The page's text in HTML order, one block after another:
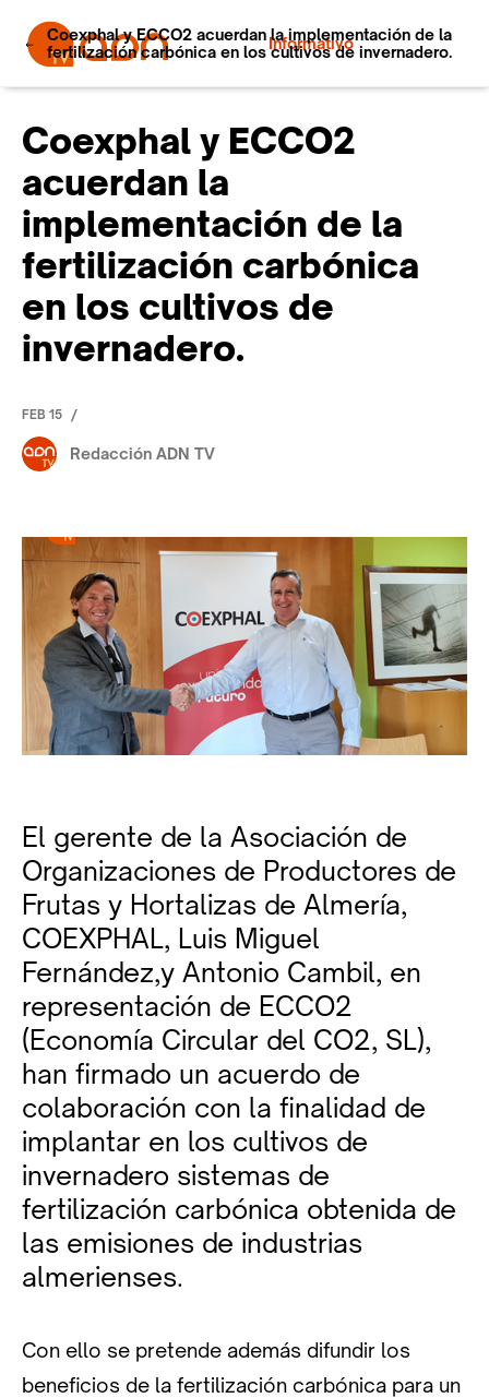
Informativo
Coexphal y ECCO2 acuerdan la implementación de la
fertilización carbónica en los cultivos de invernadero.
Coexphal y ECCO2
acuerdan la
implementación de la
fertilización carbónica
en los cultivos de
invernadero.
FEB 15 /
Redacción ADN TV
El gerente de la Asociación de
Organizaciones de Productores de
Frutas y Hortalizas de Almería,
COEXPHAL, Luis Miguel
Fernández,y Antonio Cambil, en
representación de ECCO2
(Economía Circular del CO2, SL),
han firmado un acuerdo de
colaboración con la finalidad de
implantar en los cultivos de
invernadero sistemas de
fertilización carbónica obtenida de
las emisiones de industrias
almerienses.
Con ello se pretende además difundir los
beneficios de la fertilización carbónica para un